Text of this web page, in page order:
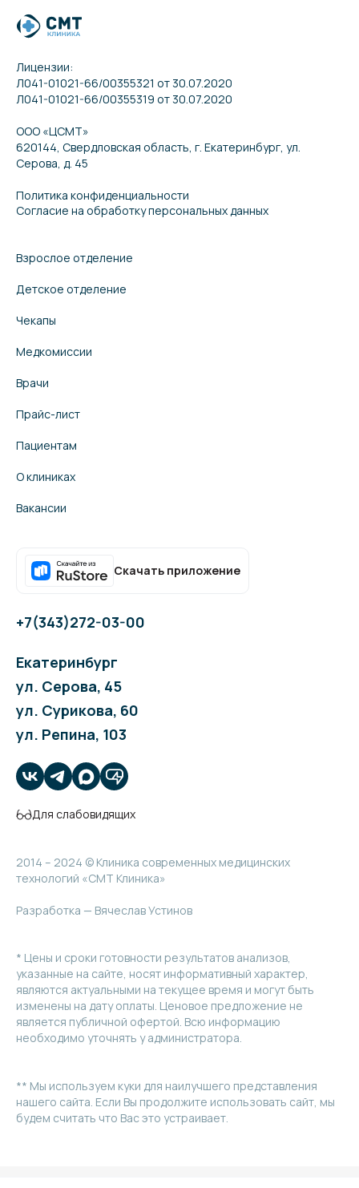
Лицензии:
Л041-01021-66/00355321 от 30.07.2020
Л041-01021-66/00355319 от 30.07.2020
ООО «ЦСМТ»
620144, Свердловская область, г. Екатеринбург, ул.
Серова, д. 45
Политика конфиденциальности
Согласие на обработку персональных данных
Взрослое отделение
Детское отделение
Чекапы
Медкомиссии
Врачи
Прайс-лист
Пациентам
О клиниках
Вакансии
Скачать приложение
+7(343)272-03-00
Екатеринбург
ул. Серова, 45
ул. Сурикова, 60
ул. Репина, 103
Для слабовидящих
2014 – 2024 © Клиника современных медицинских
технологий «СМТ Клиника»
Разработка — Вячеслав Устинов
* Цены и сроки готовности результатов анализов,
указанные на сайте, носят информативный характер,
являются актуальными на текущее время и могут быть
изменены на дату оплаты. Ценовое предложение не
является публичной офертой. Всю информацию
необходимо уточнять у администратора.
** Мы используем куки для наилучшего представления
нашего сайта. Если Вы продолжите использовать сайт, мы
будем считать что Вас это устраивает.